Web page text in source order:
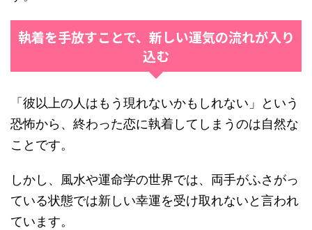
執着を手放すことで、新しい運気の流れが入り
込む
「彼以上の人はもう現れないかもしれない」という
恐怖から、終わった恋に執着してしまうのは自然な
ことです。
しかし、風水や運命学の世界では、両手がふさがっ
ている状態では新しい幸運を受け取れないと言われ
ています。